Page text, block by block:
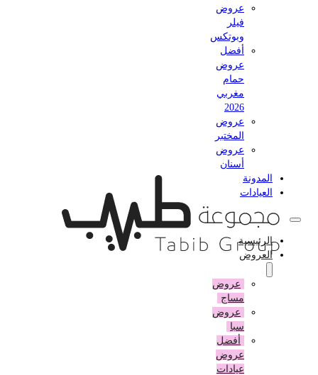
عروض
وبوتكس
أفضل
عروض
حمام
مغربي
عروض
المختبر
عروض
أسنان
المدونة
العيادات
الرئيسية
العروض
عروض
مساج
عروض
أفضل
عروض
عيادات